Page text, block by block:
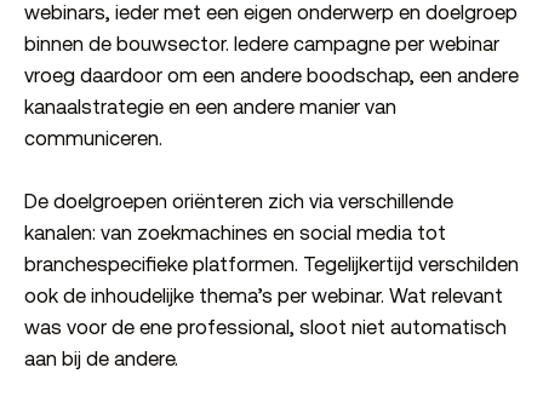
webinars, ieder met een eigen onderwerp en doelgroep
binnen de bouwsector. Iedere campagne per webinar
vroeg daardoor om een andere boodschap, een andere
kanaalstrategie en een andere manier van
communiceren.
De doelgroepen oriënteren zich via verschillende
kanalen: van zoekmachines en social media tot
branchespecifieke platformen. Tegelijkertijd verschilden
ook de inhoudelijke thema’s per webinar. Wat relevant
was voor de ene professional, sloot niet automatisch
aan bij de andere.